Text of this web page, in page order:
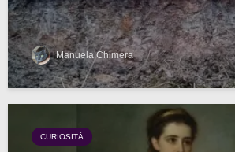
Manuela Chimera
CURIOSITÀ